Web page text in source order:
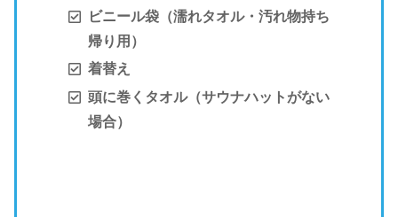
ビニール袋（濡れタオル・汚れ物持ち
帰り用）
着替え
頭に巻くタオル（サウナハットがない
場合）